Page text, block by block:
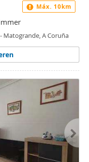
Matogrande, A Coruña
Máx. 10km